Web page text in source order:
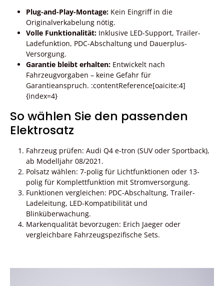
Plug-and-Play-Montage: Kein Eingriff in die
Originalverkabelung nötig.
Volle Funktionalität: Inklusive LED-Support, Trailer-
Lade­funktion, PDC-Abschaltung und Dauerplus-
Versorgung.
Garantie bleibt erhalten: Entwickelt nach
Fahrzeugvorgaben – keine Gefahr für
Garantieanspruch. :contentReference[oaicite:4]
{index=4}
So wählen Sie den passenden
Elektrosatz
Fahrzeug prüfen: Audi Q4 e-tron (SUV oder Sportback),
ab Modelljahr 08/2021.
Polsatz wählen: 7-polig für Lichtfunktionen oder 13-
polig für Komplettfunktion mit Stromversorgung.
Funktionen vergleichen: PDC-Abschaltung, Trailer-
Ladeleitung, LED-Kompatibilität und
Blinküberwachung.
Markenqualität bevorzugen: Erich Jaeger oder
vergleichbare Fahrzeugspezifische Sets.